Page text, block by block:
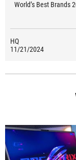
World’s Best Brands
Electronics and
HQ
11/21/2024